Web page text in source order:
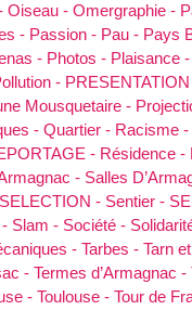
Oiseau - Omergraphie -
- Passion - Pau - Pays
- Photos - Plaisance -
-
Mousquetaire -
- Quartier - Racisme -
- Résidence -
- Salles
SELECTION - Sentier -
Slam - Société -
- Tarbes - Tarn
- Termes d’Armagnac -
- Toulouse - Tour de